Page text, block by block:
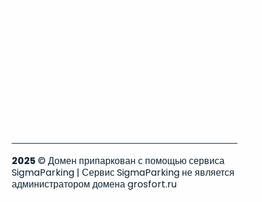
2025 © Домен припаркован с помощью сервиса
SigmaParking | Сервис SigmaParking не является
администратором домена grosfort.ru